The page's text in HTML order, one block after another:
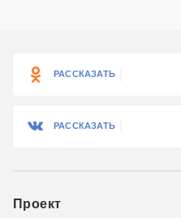
РАССКАЗАТЬ
РАССКАЗАТЬ
Проект